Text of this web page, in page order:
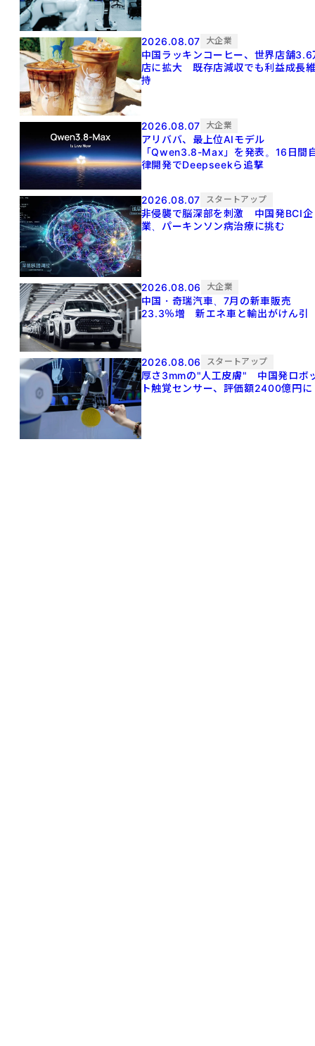
2026.08.07 大企業
中国ラッキンコーヒー、世界店舗3.6
店に拡大 既存店減収でも利益成長
持
2026.08.07 大企業
アリババ、最上位AIモデル
「Qwen3.8-Max」を発表。16日間
律開発でDeepseekら追撃
2026.08.07 スタートアップ
非侵襲で脳深部を刺激 中国発BCI企
業、パーキンソン病治療に挑む
2026.08.06 大企業
中国・奇瑞汽車、7月の新車販売
23.3％増 新エネ車と輸出がけん引
2026.08.06 スタートアップ
厚さ3mmの"人工皮膚" 中国発ロボ
ト触覚センサー、評価額2400億円に